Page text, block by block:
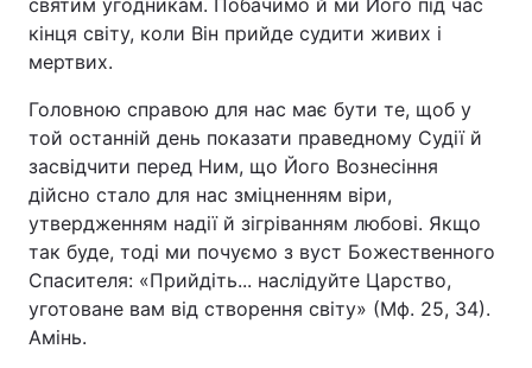
святим угодникам. Побачимо й ми Його під час
кінця світу, коли Він прийде судити живих і
мертвих.
Головною справою для нас має бути те, щоб у
той останній день показати праведному Судії й
засвідчити перед Ним, що Його Вознесіння
дійсно стало для нас зміцненням віри,
утвердженням надії й зігріванням любові. Якщо
так буде, тоді ми почуємо з вуст Божественного
Спасителя: «Прийдіть... наслідуйте Царство,
уготоване вам від створення світу» (Мф. 25, 34).
Амінь.